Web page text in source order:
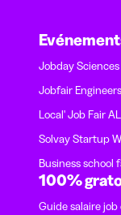
Jobday Sciences
Jobfair
Local' Job Fair
Solvay Startup
Business school
100%
Guide salaire